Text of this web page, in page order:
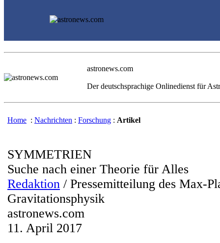
astronews.com
Der deutschsprachige Onlinedienst für
Home : Nachrichten : Forschung : Artikel
SYMMETRIEN
Suche nach einer Theorie für Alles
Redaktion / Pressemitteilung des Max-
Gravitationsphysik
astronews.com
11. April 2017